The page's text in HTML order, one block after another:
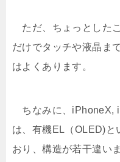
ただ、ちょっとした
だけでタッチや液晶ま
はよくあります。
ちなみに、iPhoneX,
は、有機EL（OLED)と
おり、構造が若干違い